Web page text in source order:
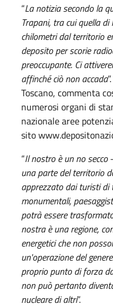
“La notizia secondo la
Trapani, tra cui quella
chilometri dal territorio
deposito per scorie
preoccupante. Ci
affinché ciò non accada
Toscano, commenta
numerosi organi di
nazionale aree
sito
“Il nostro è un no secco
una parte del territorio
apprezzato dai turisti di
monumentali,
potrà essere
nostra è una regione,
energetici che non
un'operazione del
proprio punto di forza
non può pertanto
nucleare di altri”.